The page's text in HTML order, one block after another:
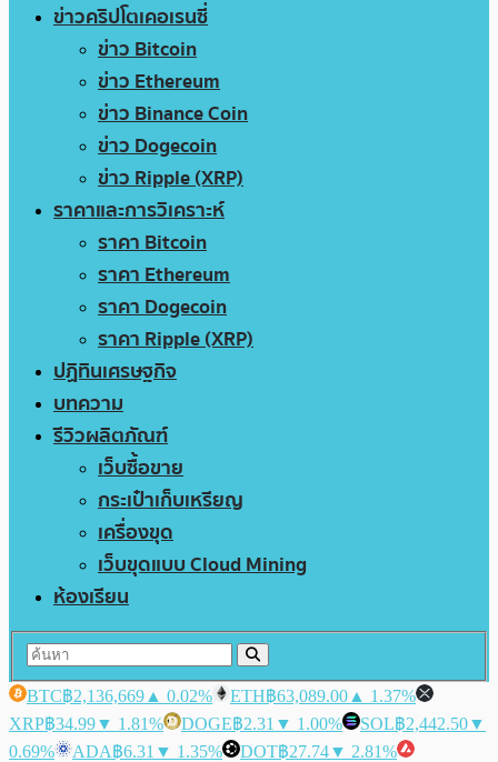
ข่าวคริปโตเคอเรนซี่
ข่าว Bitcoin
ข่าว Ethereum
ข่าว Binance Coin
ข่าว Dogecoin
ข่าว Ripple (XRP)
ราคาและการวิเคราะห์
ราคา Bitcoin
ราคา Ethereum
ราคา Dogecoin
ราคา Ripple (XRP)
ปฏิทินเศรษฐกิจ
บทความ
รีวิวผลิตภัณฑ์
เว็บซื้อขาย
กระเป๋าเก็บเหรียญ
เครื่องขุด
เว็บขุดแบบ Cloud Mining
ห้องเรียน
BTC฿2,136,669 ▲ 0.02% ETH฿63,089.00 ▲ 1.37%
XRP฿34.99▼ 1.81% DOGE฿2.31 ▼ 1.00% SOL฿2,442.50▼
0.69%
ADA฿6.31 ▼ 1.35% DOT฿27.74▼ 2.81%